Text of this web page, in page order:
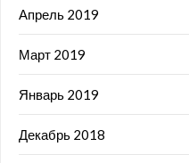
Апрель 2019
Март 2019
Январь 2019
Декабрь 2018